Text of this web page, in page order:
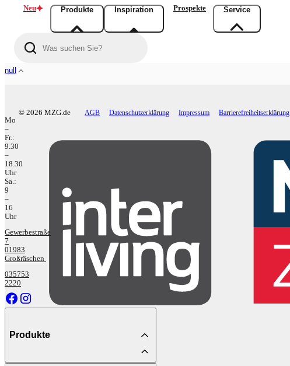
Neu Produkte Inspiration Prospekte Service
null
Mo
–
Fr.:
9.30
–
18.30
Uhr
Sa.:
9
–
16
Uhr
Gewerbestraße
7
01983
Großräschen
035753
2220
Produkte
© 2026 MZG.de AGB Datenschutzerklärung Impressum Barrierefreiheitserklärung